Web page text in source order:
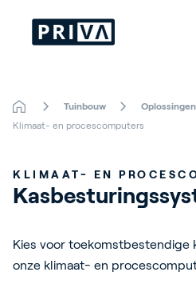
Indoor
Energy
Tuinbouw
Oplossingen
Klimaat- en procescomputers
KLIMAAT- EN
Kies voor toekomstbestendige
onze klimaat- en